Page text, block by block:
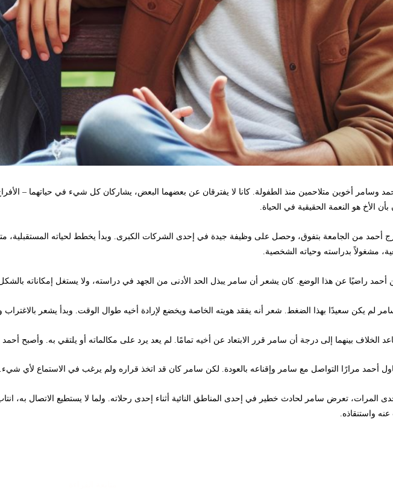
وسامر أخوين متلاحمين منذ الطفولة. كانا لا يفترقان عن بعضهما البعض، يشاركان كل شيء في حياتهما –
بأن الأخ هو النعمة الحقيقية في الحياة.
أحمد من الجامعة بتفوق، وحصل على وظيفة جيدة في إحدى الشركات الكبرى. وبدأ يخطط لحياته المستقبلية،
مشغولاً بدراسته وحياته الشخصية.
أحمد راضيًا عن هذا الوضع. كان يشعر أن سامر يبذل الحد الأدنى من الجهد في دراسته، ولا يستغل إمكاناته
لم يكن سعيدًا بهذا الضغط. شعر أنه يفقد هويته الخاصة ويخضع لإرادة أخيه طوال الوقت. وبدأ يشعر
الخلاف بينهما إلى درجة أن سامر قرر الابتعاد عن أخيه تمامًا. لم يعد يرد على مكالماته أو يلتقي به. وأصبح أحمد
أحمد مرارًا التواصل مع سامر وإقناعه بالعودة. لكن سامر كان قد اتخذ قراره ولم يرغب في الاستماع لأي شيء.
المرات، تعرض سامر لحادث خطير في إحدى المناطق النائية أثناء إحدى رحلاته. ولما لا يستطيع الاتصال به،
عنه واستنقاذه.